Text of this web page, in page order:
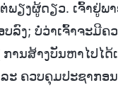
ຽງຜູ້ດຽວ. ເຈົ້າຢູ່ພາ
ບລົງ; ບໍ່ວ່າເຈົ້າຈະມີ
ານສ້າງບັນຫາໄປໄ
ຄວບຄຸມປະຊາກອນ